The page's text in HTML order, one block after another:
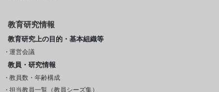
教育研究情報
教育研究上の目的・基本組織等
運営会議
教員・研究情報
教員数・年齢構成
担当教員一覧（教員シーズ集）